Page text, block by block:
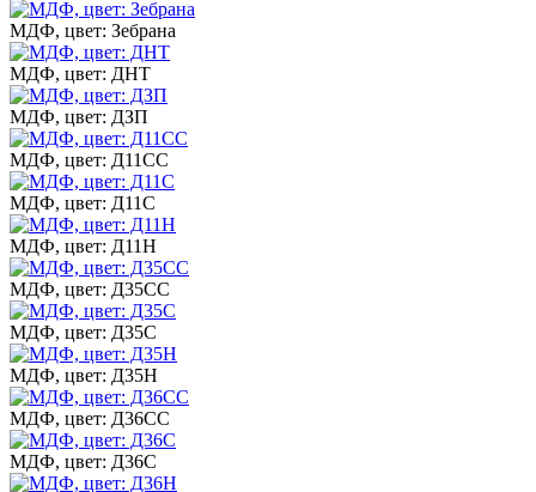
МДФ, цвет: Зебрана
МДФ, цвет: ДНТ
МДФ, цвет: ДЗП
МДФ, цвет: Д11СС
МДФ, цвет: Д11С
МДФ, цвет: Д11Н
МДФ, цвет: Д35СС
МДФ, цвет: Д35С
МДФ, цвет: Д35Н
МДФ, цвет: Д36СС
МДФ, цвет: Д36С